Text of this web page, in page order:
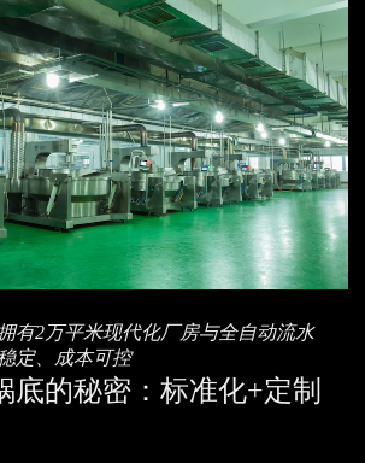
有2万平米现代化厂房与全自动流水
定、成本可控
底的秘密：标准化+定制